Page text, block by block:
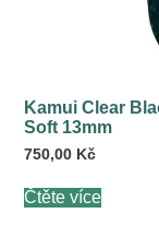
Kamui Clear
Soft 13mm
750,00 Kč
Čtěte více